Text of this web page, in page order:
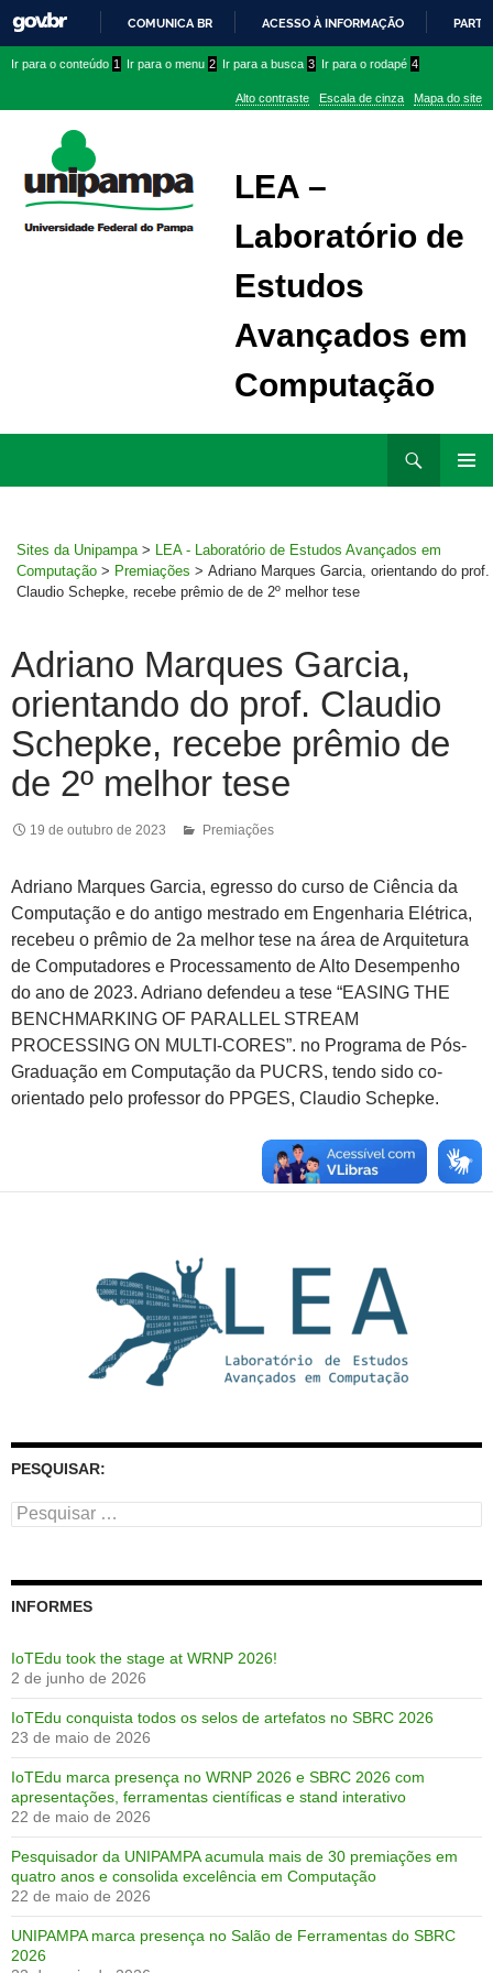
PARA
CONTEÚDO
COMUNICA BR ACESSO À INFORMAÇÃO
conteúdo
menu
superior
menu
Ir para o conteúdo 1 Ir para o menu 2 Ir para a busca 3 Ir para o rodapé 4
Alto contraste Escala de cinza Mapa do site
LEA –
Laboratório de
Estudos
Avançados em
Computação
Sites da Unipampa > LEA - Laboratório de Estudos Avançados em
Computação > Premiações > Adriano Marques Garcia, orientando do prof.
Claudio Schepke, recebe prêmio de de 2º melhor tese
Adriano Marques Garcia,
orientando do prof. Claudio
Schepke, recebe prêmio de
de 2º melhor tese
19 de outubro de 2023 Premiações
Adriano Marques Garcia, egresso do curso de Ciência da
Computação e do antigo mestrado em Engenharia Elétrica,
recebeu o prêmio de 2a melhor tese na área de Arquitetura
de Computadores e Processamento de Alto Desempenho
do ano de 2023. Adriano defendeu a tese “EASING THE
BENCHMARKING OF PARALLEL STREAM
PROCESSING ON MULTI-CORES”. no Programa de Pós-
Graduação em Computação da PUCRS, tendo sido co-
orientado pelo professor do PPGES, Claudio Schepke.
PESQUISAR:
Pesquisar
por:
INFORMES
IoTEdu took the stage at WRNP 2026!
2 de junho de 2026
IoTEdu conquista todos os selos de artefatos no SBRC 2026
23 de maio de 2026
IoTEdu marca presença no WRNP 2026 e SBRC 2026 com
apresentações, ferramentas científicas e stand interativo
22 de maio de 2026
Pesquisador da UNIPAMPA acumula mais de 30 premiações em
quatro anos e consolida excelência em Computação
22 de maio de 2026
UNIPAMPA marca presença no Salão de Ferramentas do SBRC
2026